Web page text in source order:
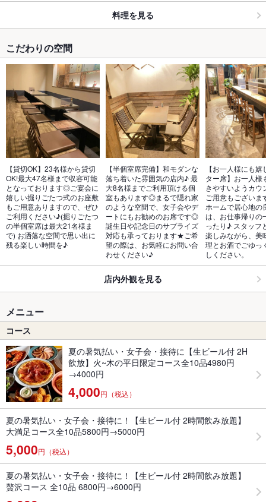
料理を見る
こだわりの空間
【貸切OK】23名様から貸切
OK!最大47名様まで収容可能
となっております◎ご宴会に
嬉しい掘りごたつ式のお座敷
もご用意ありますので、ぜひ
ご利用ください♪(掘りごたつ
の半個室席は最大21名様ま
で) お洒落な空間で思い出に
残る楽しい時間を♪
【半個室席完備】和モダンな
落ち着いた雰囲気の店内♪ 最
大8名様までご利用頂ける個
室もあります◎まるで隠れ家
のような空間で、女子会やデ
ートにもお勧めのお席です◎
誕生日や記念日のサプライズ
対応も承っております★ご希
望の際は、お気軽にお問い合
わせください♪
【お一人様にも
ター席】お一人様
きやすいようカウ
ご用意もございま
ホームで居心地の
は、お仕事帰りの
ったり♪ スタッフ
楽しみながら、美
理とお酒でごゆっ
しください。
店内外観を見る
メニュー
コース
夏の暑気払い・女子会・接待に【生ビール付 2H
飲放】火~木の平日限定コース全10品4980円
→4000円
4,000円（税込）
夏の暑気払い・女子会・接待に！【生ビール付 2時間飲み放題】
大満足コース全10品5800円→5000円
5,000円（税込）
夏の暑気払い・女子会・接待に！【生ビール付 2時間飲み放題】
贅沢コース 全10品 6800円→6000円